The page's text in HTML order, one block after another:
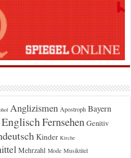
Anglizismen Apostroph Bayern
EnglischFernsehen Genitiv
Kinder Kirche
Mehrzahl Mode Musiktitel